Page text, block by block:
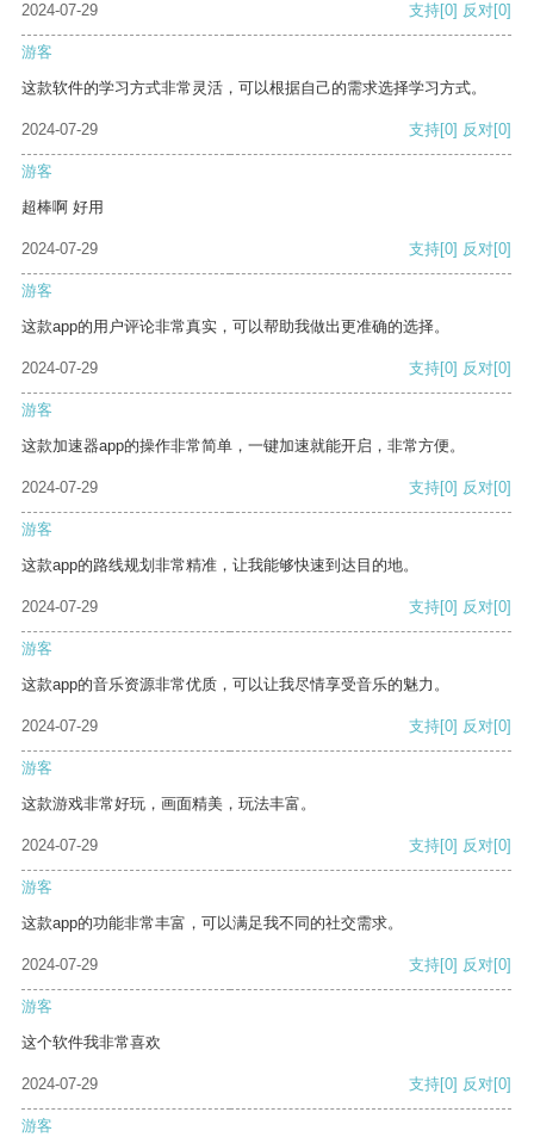
2024-07-29 支持[0] 反对[0]
游客
这款软件的学习方式非常灵活，可以根据自己的需求选择学习方式。
2024-07-29 支持[0] 反对[0]
游客
超棒啊 好用
2024-07-29 支持[0] 反对[0]
游客
这款app的用户评论非常真实，可以帮助我做出更准确的选择。
2024-07-29 支持[0] 反对[0]
游客
这款加速器app的操作非常简单，一键加速就能开启，非常方便。
2024-07-29 支持[0] 反对[0]
游客
这款app的路线规划非常精准，让我能够快速到达目的地。
2024-07-29 支持[0] 反对[0]
游客
这款app的音乐资源非常优质，可以让我尽情享受音乐的魅力。
2024-07-29 支持[0] 反对[0]
游客
这款游戏非常好玩，画面精美，玩法丰富。
2024-07-29 支持[0] 反对[0]
游客
这款app的功能非常丰富，可以满足我不同的社交需求。
2024-07-29 支持[0] 反对[0]
游客
这个软件我非常喜欢
2024-07-29 支持[0] 反对[0]
游客